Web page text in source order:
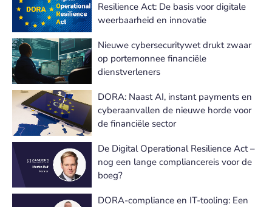
Resilience Act: De basis voor digitale
weerbaarheid en innovatie
Nieuwe cybersecuritywet drukt zwaar
op portemonnee financiële
dienstverleners
DORA: Naast AI, instant payments en
cyberaanvallen de nieuwe horde voor
de financiële sector
De Digital Operational Resilience Act –
nog een lange compliancereis voor de
boeg?
DORA-compliance en IT-tooling: Een